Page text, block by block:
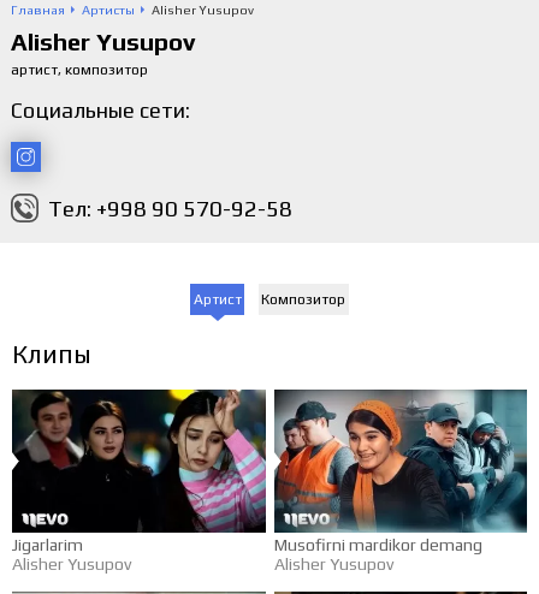
Главная Артисты Alisher Yusupov
Alisher Yusupov
артист, композитор
Социальные сети:
Тел: +998 90 570-92-58
Артист Композитор
Клипы
Jigarlarim
Alisher Yusupov
Musofirni mardikor demang
Alisher Yusupov